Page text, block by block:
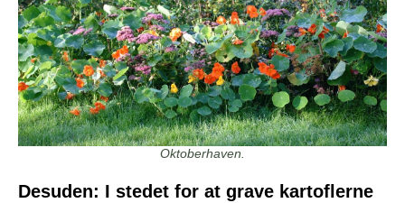
Oktoberhaven.
Desuden: I stedet for at grave kartoflerne